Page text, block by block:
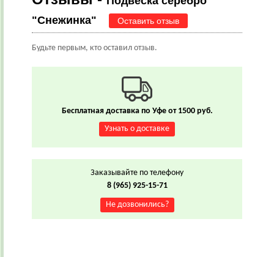
"Снежинка"
Оставить отзыв
Будьте первым, кто оставил отзыв.
Бесплатная доставка по Уфе от 1500 руб.
Узнать о доставке
Заказывайте по телефону
8 (965) 925-15-71
Не дозвонились?